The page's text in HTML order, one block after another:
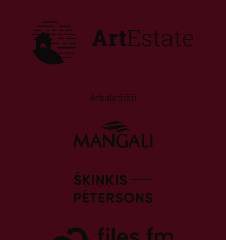
Atbalstītāji